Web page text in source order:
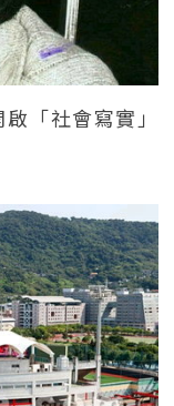
「社會寫實」